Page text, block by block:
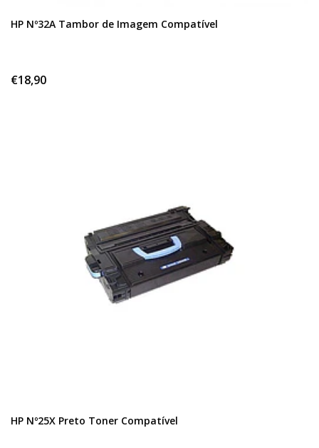
HP Nº32A Tambor de Imagem Compatível
€18,90
HP Nº25X Preto Toner Compatível